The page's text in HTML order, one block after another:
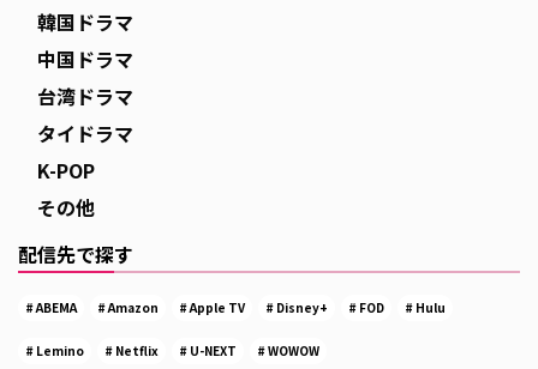
韓国ドラマ
中国ドラマ
台湾ドラマ
タイドラマ
K-POP
その他
配信先で探す
ABEMA Amazon Apple TV Disney+ FOD Hulu
Lemino Netflix U-NEXT WOWOW